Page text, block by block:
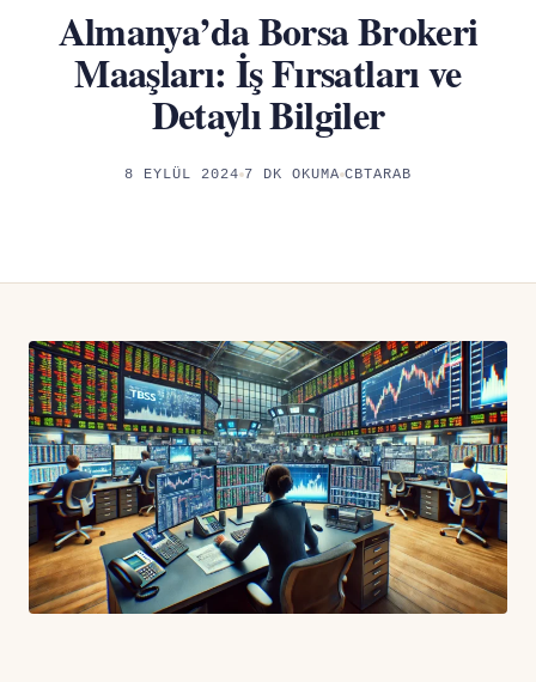
Almanya’da Borsa Brokeri
Maaşları: İş Fırsatları ve
Detaylı Bilgiler
8 EYLÜL 2024 7 DK OKUMA CBTARAB